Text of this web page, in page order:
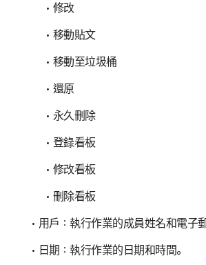
修改
移動貼文
移動至垃圾桶
還原
永久刪除
登錄看板
修改看板
刪除看板
用戶：執行作業的成員姓名和電子
日期：執行作業的日期和時間。